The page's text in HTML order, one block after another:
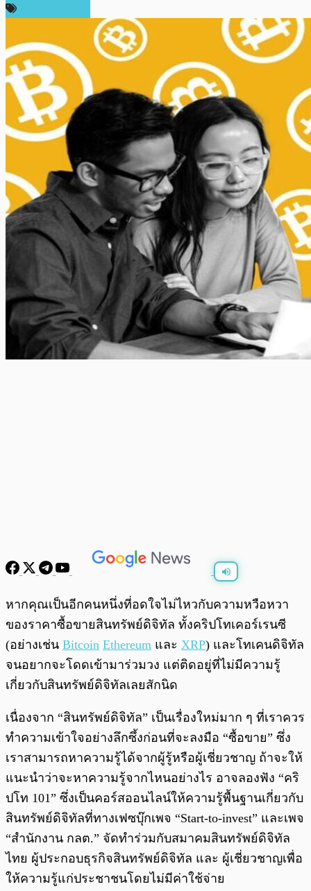
พร้อมเล่น /
หากคุณเป็นอีกคนหนึ่งที่อดใจไม่ไหวกับความหวือหวา
ของราคาซื้อขายสินทรัพย์ดิจิทัล ทั้งคริปโทเคอร์เรนซี
(อย่างเช่น Bitcoin Ethereum และ XRP) และโทเคนดิจิทัล
จนอยากจะโดดเข้ามาร่วมวง แต่ติดอยู่ที่ไม่มีความรู้
เกี่ยวกับสินทรัพย์ดิจิทัลเลยสักนิด
เนื่องจาก “สินทรัพย์ดิจิทัล” เป็นเรื่องใหม่มาก ๆ ที่เราควร
ทำความเข้าใจอย่างลึกซึ้งก่อนที่จะลงมือ “ซื้อขาย” ซึ่ง
เราสามารถหาความรู้ได้จากผู้รู้หรือผู้เชี่ยวชาญ ถ้าจะให้
แนะนำว่าจะหาความรู้จากไหนอย่างไร อาจลองฟัง “คริ
ปโท 101” ซึ่งเป็นคอร์สออนไลน์ให้ความรู้พื้นฐานเกี่ยวกับ
สินทรัพย์ดิจิทัลที่ทางเฟซบุ๊กเพจ “Start-to-invest” และเพจ
“สำนักงาน กลต.” จัดทำร่วมกับสมาคมสินทรัพย์ดิจิทัล
ไทย ผู้ประกอบธุรกิจสินทรัพย์ดิจิทัล และ ผู้เชี่ยวชาญเพื่อ
ให้ความรู้แก่ประชาชนโดยไม่มีค่าใช้จ่าย